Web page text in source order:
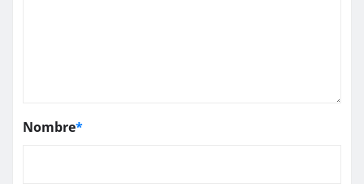
Nombre*